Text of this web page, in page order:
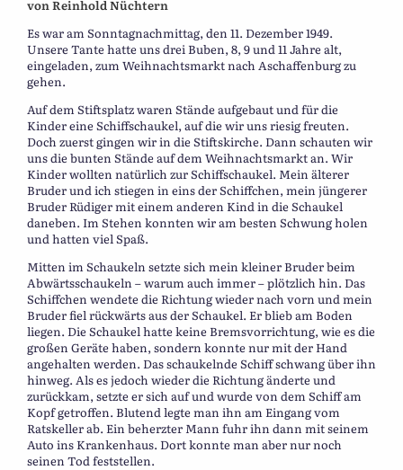
von Reinhold Nüchtern
Es war am Sonntagnachmittag, den 11. Dezember 1949.
Unsere Tante hatte uns drei Buben, 8, 9 und 11 Jahre alt,
eingeladen, zum Weihnachtsmarkt nach Aschaffenburg zu
gehen.
Auf dem Stiftsplatz waren Stände aufgebaut und für die
Kinder eine Schiffschaukel, auf die wir uns riesig freuten.
Doch zuerst gingen wir in die Stiftskirche. Dann schauten wir
uns die bunten Stände auf dem Weihnachtsmarkt an. Wir
Kinder wollten natürlich zur Schiffschaukel. Mein älterer
Bruder und ich stiegen in eins der Schiffchen, mein jüngerer
Bruder Rüdiger mit einem anderen Kind in die Schaukel
daneben. Im Stehen konnten wir am besten Schwung holen
und hatten viel Spaß.
Mitten im Schaukeln setzte sich mein kleiner Bruder beim
Abwärtsschaukeln – warum auch immer – plötzlich hin. Das
Schiffchen wendete die Richtung wieder nach vorn und mein
Bruder fiel rückwärts aus der Schaukel. Er blieb am Boden
liegen. Die Schaukel hatte keine Bremsvorrichtung, wie es die
großen Geräte haben, sondern konnte nur mit der Hand
angehalten werden. Das schaukelnde Schiff schwang über ihn
hinweg. Als es jedoch wieder die Richtung änderte und
zurückkam, setzte er sich auf und wurde von dem Schiff am
Kopf getroffen. Blutend legte man ihn am Eingang vom
Ratskeller ab. Ein beherzter Mann fuhr ihn dann mit seinem
Auto ins Krankenhaus. Dort konnte man aber nur noch
seinen Tod feststellen.